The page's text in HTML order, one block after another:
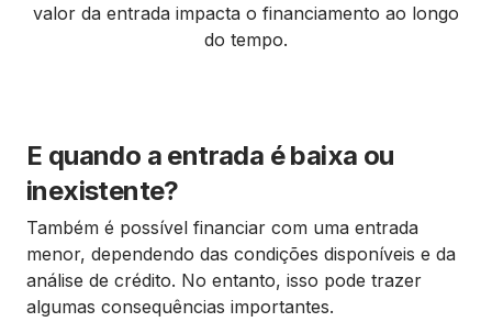
valor da entrada impacta o financiamento ao longo
do tempo.
E quando a entrada é baixa ou
inexistente?
Também é possível financiar com uma entrada
menor, dependendo das condições disponíveis e da
análise de crédito. No entanto, isso pode trazer
algumas consequências importantes.